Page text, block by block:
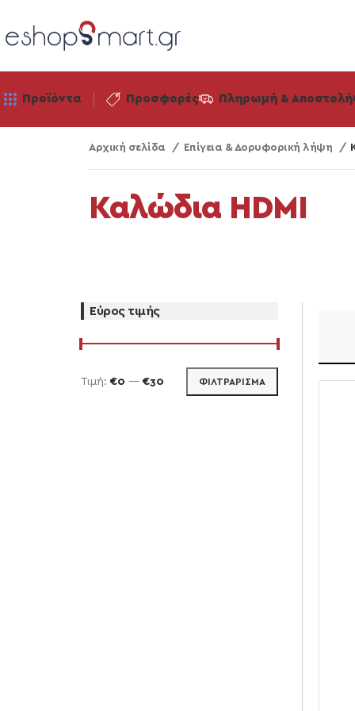
Προϊόντα Προσφορές Πληρωμή & Αποστολή
Αρχική σελίδα Επίγεια & Δορυφορική λήψη
Καλώδια HDMI
Εύρος τιμής
ΦΙΛΤΡΆΡΙΣΜΑ
Τιμή: €0 — €30